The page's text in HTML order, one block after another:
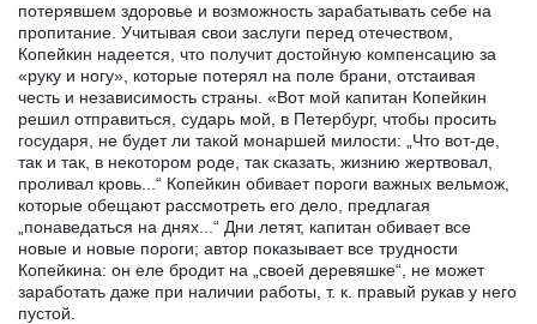
потерявшем здоровье и возможность зарабатывать себе на
пропитание. Учитывая свои заслуги перед отечеством,
Копейкин надеется, что получит достойную компенсацию за
«руку и ногу», которые потерял на поле брани, отстаивая
честь и независимость страны. «Вот мой капитан Копейкин
решил отправиться, сударь мой, в Петербург, чтобы просить
государя, не будет ли такой монаршей милости: „Что вот-де,
так и так, в некотором роде, так сказать, жизнию жертвовал,
проливал кровь...“ Копейкин обивает пороги важных вельмож,
которые обещают рассмотреть его дело, предлагая
„понаведаться на днях...“ Дни летят, капитан обивает все
новые и новые пороги; автор показывает все трудности
Копейкина: он еле бродит на „своей деревяшке“, не может
заработать даже при наличии работы, т. к. правый рукав у него
пустой.